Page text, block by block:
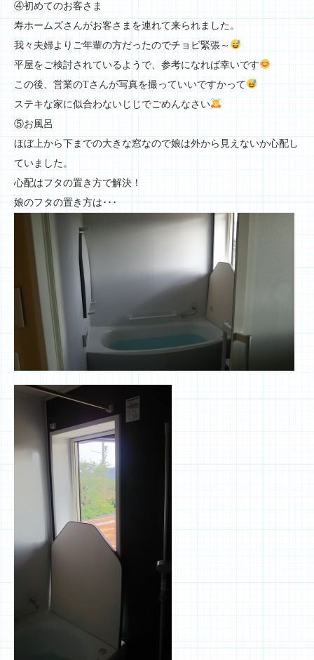
④初めてのお客さま
寿ホームズさんがお客さまを連れて来られました。
我々夫婦よりご年輩の方だったのでチョビ緊張～
平屋をご検討されているようで、参考になれば幸いです
この後、営業のTさんが写真を撮っていいですかって
ステキな家に似合わないじじでごめんなさい
⑤お風呂
ほぼ上から下までの大きな窓なので娘は外から見えないか心配し
ていました。
心配はフタの置き方で解決！
娘のフタの置き方は･･･